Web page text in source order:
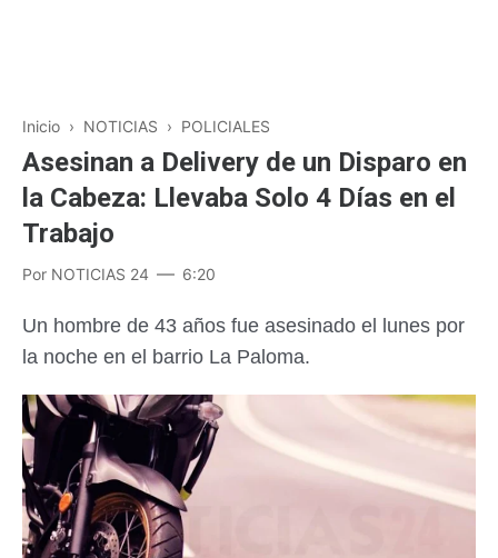
Inicio › NOTICIAS › POLICIALES
Asesinan a Delivery de un Disparo en
la Cabeza: Llevaba Solo 4 Días en el
Trabajo
Por NOTICIAS 24 6:20
Un hombre de 43 años fue asesinado el lunes por
la noche en el barrio La Paloma.